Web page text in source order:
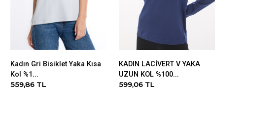
Kadın Gri Bisiklet Yaka Kısa
Kol %1...
559,86 TL
KADIN LACİVERT V YAKA
UZUN KOL %100...
599,06 TL